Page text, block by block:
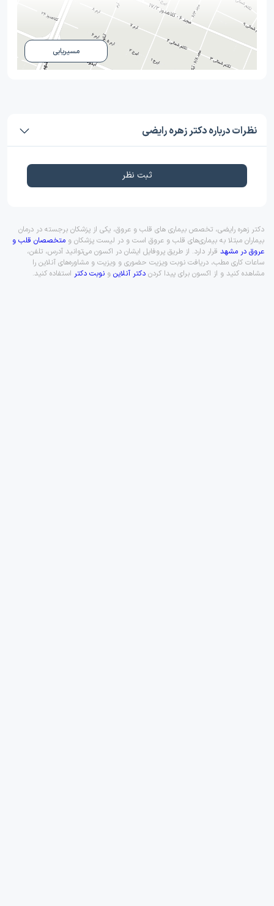
مسیریابی
نظرات درباره دکتر زهره رایضی
ثبت نظر
دکتر زهره رایضی، تخصص بیماری های قلب و عروق، یکی از پزشکان برجسته در درمان
بیماران مبتلا به بیماری‌های قلب و عروق است و در لیست پزشکان و متخصصان قلب و
عروق در مشهد قرار دارد. از طریق پروفایل ایشان در اکسون می‌توانید آدرس، تلفن،
ساعات کاری مطب، دریافت نوبت ویزیت حضوری و ویزیت و مشاوره‌های آنلاین را
مشاهده کنید و از اکسون برای پیدا کردن دکتر آنلاین و نوبت دکتر استفاده کنید.